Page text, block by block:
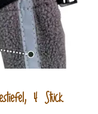
4 Stück